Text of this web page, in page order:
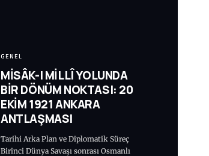
GENEL
MİSÂK-I MİLLÎ YOLUNDA
BİR DÖNÜM NOKTASI: 20
EKİM 1921 ANKARA
ANTLAŞMASI
Tarihi Arka Plan ve Diplomatik Süreç
Birinci Dünya Savaşı sonrası Osmanlı